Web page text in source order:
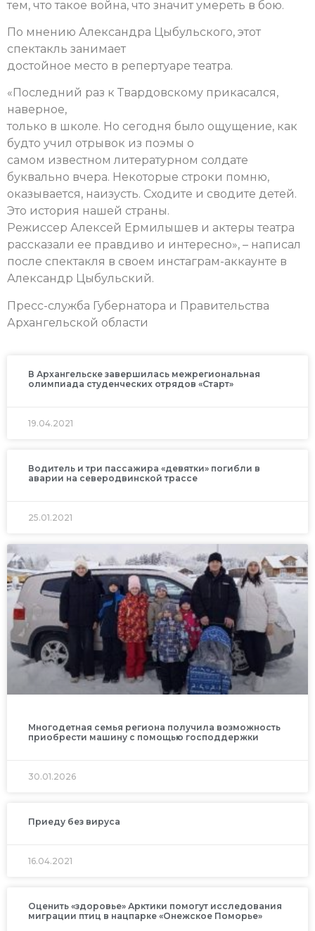
тем, что такое война, что значит умереть в бою.
По мнению Александра Цыбульского, этот
спектакль занимает
достойное место в репертуаре театра.
«Последний раз к Твардовскому прикасался,
наверное,
только в школе. Но сегодня было ощущение, как
будто учил отрывок из поэмы о
самом известном литературном солдате
буквально вчера. Некоторые строки помню,
оказывается, наизусть. Сходите и сводите детей.
Это история нашей страны.
Режиссер Алексей Ермилышев и актеры театра
рассказали ее правдиво и интересно», – написал
после спектакля в своем инстаграм-аккаунте в
Александр Цыбульский.
Пресс-служба Губернатора и Правительства
Архангельской области
В Архангельске завершилась межрегиональная
олимпиада студенческих отрядов «Старт»
19.04.2021
Водитель и три пассажира «девятки» погибли в
аварии на северодвинской трассе
25.01.2021
Многодетная семья региона получила возможность
приобрести машину с помощью господдержки
30.01.2026
Приеду без вируса
16.04.2021
Оценить «здоровье» Арктики помогут исследования
миграции птиц в нацпарке «Онежское Поморье»